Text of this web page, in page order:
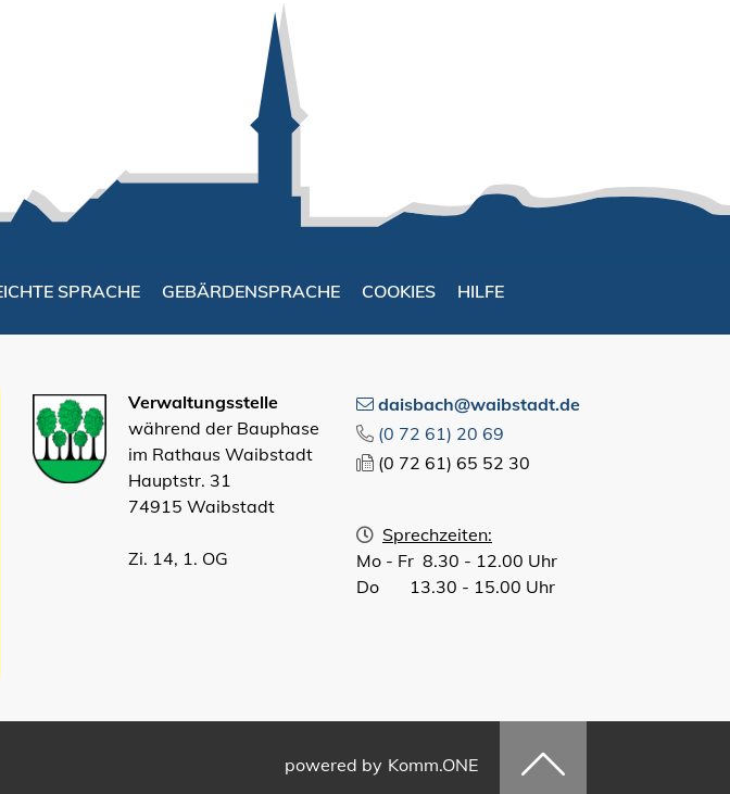
SPRACHE GEBÄRDENSPRACHE COOKIES HILFE
Verwaltungsstelle
während der Bauphase
im Rathaus Waibstadt
Hauptstr. 31
74915 Waibstadt
Zi. 14, 1. OG
daisbach@waibstadt.de
(0 72 61) 20 69
(0 72 61) 65 52 30
Sprechzeiten:
Mo - Fr 8.30 - 12.00 Uhr
Do 13.30 - 15.00 Uhr
powered by Komm.ONE